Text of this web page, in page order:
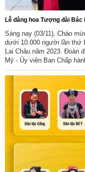
Lễ dâng hoa Tượng đài
Sáng nay (03/11), Chào
dưới 10.000 người lần thứ
Lai Châu năm 2023. Đoàn
Mỷ - Ủy viên Ban Chấp